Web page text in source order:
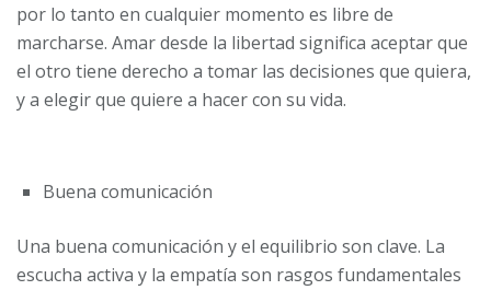
por lo tanto en cualquier momento es libre de
marcharse. Amar desde la libertad significa aceptar que
el otro tiene derecho a tomar las decisiones que quiera,
y a elegir que quiere a hacer con su vida.
Buena comunicación
Una buena comunicación y el equilibrio son clave. La
escucha activa y la empatía son rasgos fundamentales